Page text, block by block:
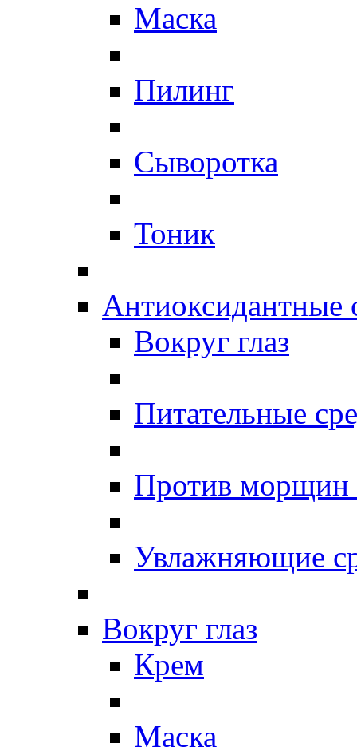
Маска
Пилинг
Сыворотка
Тоник
Антиоксидантные
Вокруг глаз
Питательные
Против
Увлажняющие
Вокруг глаз
Крем
Маска